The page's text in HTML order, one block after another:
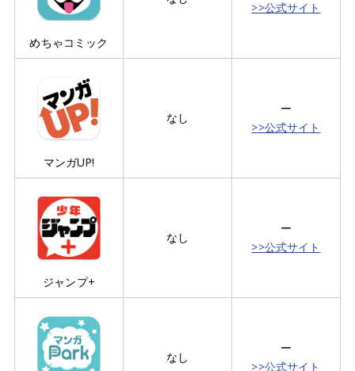
めちゃコミック
>>公式サイト
マンガUP!
なし
ー
>>公式サイト
ジャンプ+
なし
ー
>>公式サイト
なし
ー
>>公式サイト